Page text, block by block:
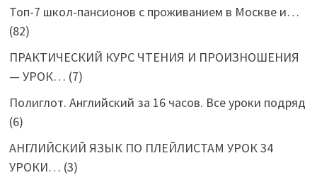
Топ-7 школ-пансионов с проживанием в Москве и…
(82)
ПРАКТИЧЕСКИЙ КУРС ЧТЕНИЯ И ПРОИЗНОШЕНИЯ
— УРОК… (7)
Полиглот. Английский за 16 часов. Все уроки подряд
(6)
АНГЛИЙСКИЙ ЯЗЫК ПО ПЛЕЙЛИСТАМ УРОК 34
УРОКИ… (3)